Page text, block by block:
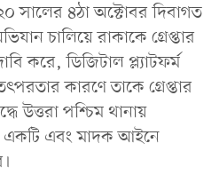
সালের ৪ঠা অক্টোবর দিবাগত
চালিয়ে রাকাকে গ্রেপ্তার
করে, ডিজিটাল প্ল্যাটফর্ম
কারণে তাকে গ্রেপ্তার
উত্তরা পশ্চিম থানায়
একটি এবং মাদক আইনে